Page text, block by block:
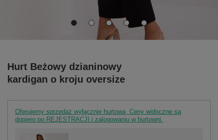
Hurt Beżowy dzianinowy
kardigan o kroju oversize
Oferujemy sprzedaż wyłącznie hurtową. Ceny widoczne są
dopiero po REJESTRACJI i zalogowaniu w hurtowni.